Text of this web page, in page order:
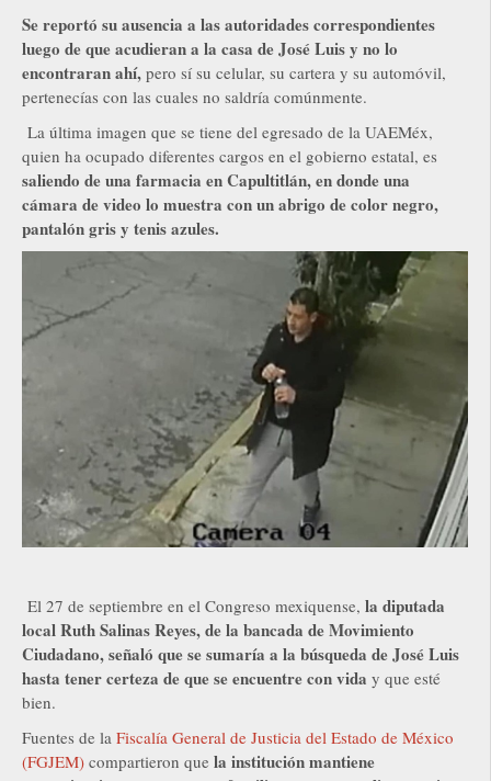
Se reportó su ausencia a las autoridades correspondientes
luego de que acudieran a la casa de José Luis y no lo
encontraran ahí, pero sí su celular, su cartera y su automóvil,
pertenecías con las cuales no saldría comúnmente.
La última imagen que se tiene del egresado de la UAEMéx,
quien ha ocupado diferentes cargos en el gobierno estatal, es
saliendo de una farmacia en Capultitlán, en donde una
cámara de video lo muestra con un abrigo de color negro,
pantalón gris y tenis azules.
El 27 de septiembre en el Congreso mexiquense, la diputada
local Ruth Salinas Reyes, de la bancada de Movimiento
Ciudadano, señaló que se sumaría a la búsqueda de José Luis
hasta tener certeza de que se encuentre con vida y que esté
bien.
Fuentes de la Fiscalía General de Justicia del Estado de México
(FGJEM) compartieron que la institución mantiene